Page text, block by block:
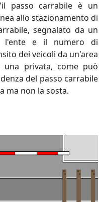
passo carrabile è un
allo stazionamento di
segnalato da un
l'ente e il numero di
dei veicoli da un'area
una privata, come può
del passo carrabile
ma non la sosta.